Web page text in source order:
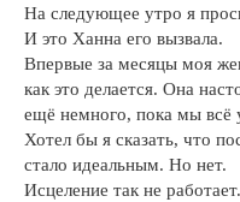
На следующее утро я
И это Ханна его вызвала.
Впервые за месяцы моя
как это делается. Она
ещё немного, пока мы всё
Хотел бы я сказать, что
стало идеальным. Но нет.
Исцеление так не